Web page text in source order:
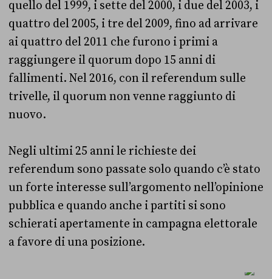
quello del 1999, i sette del 2000, i due del 2003, i
quattro del 2005, i tre del 2009, fino ad arrivare
ai quattro del 2011 che furono i primi a
raggiungere il quorum dopo 15 anni di
fallimenti. Nel 2016, con il referendum sulle
trivelle, il quorum non venne raggiunto di
nuovo.
Negli ultimi 25 anni le richieste dei
referendum sono passate solo quando c’è stato
un forte interesse sull’argomento nell’opinione
pubblica e quando anche i partiti si sono
schierati apertamente in campagna elettorale
a favore di una posizione.